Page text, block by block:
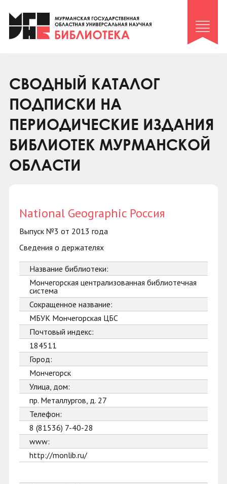
Клуб «Гиря и сельдерей»
Клуб «Семейный архив»
Коллегам
Контакты
СВОДНЫЙ КАТАЛОГ
ПОДПИСКИ НА
ПЕРИОДИЧЕСКИЕ ИЗДАНИЯ
БИБЛИОТЕК МУРМАНСКОЙ
ОБЛАСТИ
National Geographic Россия
Выпуск №3 от 2013 года
Сведения о держателях
Название библиотеки:
Мончегорская централизованная библиотечная
система
Сокращенное название:
МБУК Мончегорская ЦБС
Почтовый индекс:
184511
Город:
Мончегорск
Улица, дом:
пр. Металлургов, д. 27
Телефон:
8 (81536) 7-40-28
www:
http://monlib.ru/